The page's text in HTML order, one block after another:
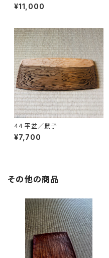
¥11,000
44 平盆／鼠子
¥7,700
その他の商品